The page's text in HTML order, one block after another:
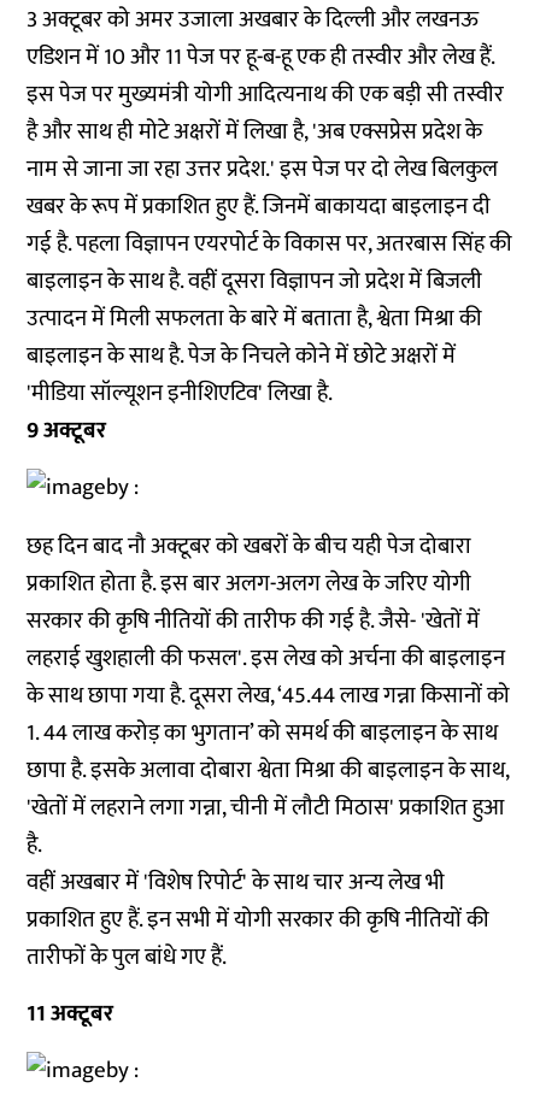
3 अक्टूबर को अमर उजाला अखबार के दिल्ली और लखनऊ
एडिशन में 10 और 11 पेज पर हू-ब-हू एक ही तस्वीर और लेख हैं.
इस पेज पर मुख्यमंत्री योगी आदित्यनाथ की एक बड़ी सी तस्वीर
है और साथ ही मोटे अक्षरों में लिखा है, 'अब एक्सप्रेस प्रदेश के
नाम से जाना जा रहा उत्तर प्रदेश.' इस पेज पर दो लेख बिलकुल
खबर के रूप में प्रकाशित हुए हैं. जिनमें बाकायदा बाइलाइन दी
गई है. पहला विज्ञापन एयरपोर्ट के विकास पर, अतरबास सिंह की
बाइलाइन के साथ है. वहीं दूसरा विज्ञापन जो प्रदेश में बिजली
उत्पादन में मिली सफलता के बारे में बताता है, श्वेता मिश्रा की
बाइलाइन के साथ है. पेज के निचले कोने में छोटे अक्षरों में
'मीडिया सॉल्यूशन इनीशिएटिव' लिखा है.
9 अक्टूबर
छह दिन बाद नौ अक्टूबर को खबरों के बीच यही पेज दोबारा
प्रकाशित होता है. इस बार अलग-अलग लेख के जरिए योगी
सरकार की कृषि नीतियों की तारीफ की गई है. जैसे- 'खेतों में
लहराई खुशहाली की फसल'. इस लेख को अर्चना की बाइलाइन
के साथ छापा गया है. दूसरा लेख, ‘45.44 लाख गन्ना किसानों को
1. 44 लाख करोड़ का भुगतान’ को समर्थ की बाइलाइन के साथ
छापा है. इसके अलावा दोबारा श्वेता मिश्रा की बाइलाइन के साथ,
'खेतों में लहराने लगा गन्ना, चीनी में लौटी मिठास' प्रकाशित हुआ
है.
वहीं अखबार में 'विशेष रिपोर्ट' के साथ चार अन्य लेख भी
प्रकाशित हुए हैं. इन सभी में योगी सरकार की कृषि नीतियों की
तारीफों के पुल बांधे गए हैं.
11 अक्टूबर